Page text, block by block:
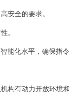
安全的要求。
。
能化水平，确保指令
构有动力开放环境和